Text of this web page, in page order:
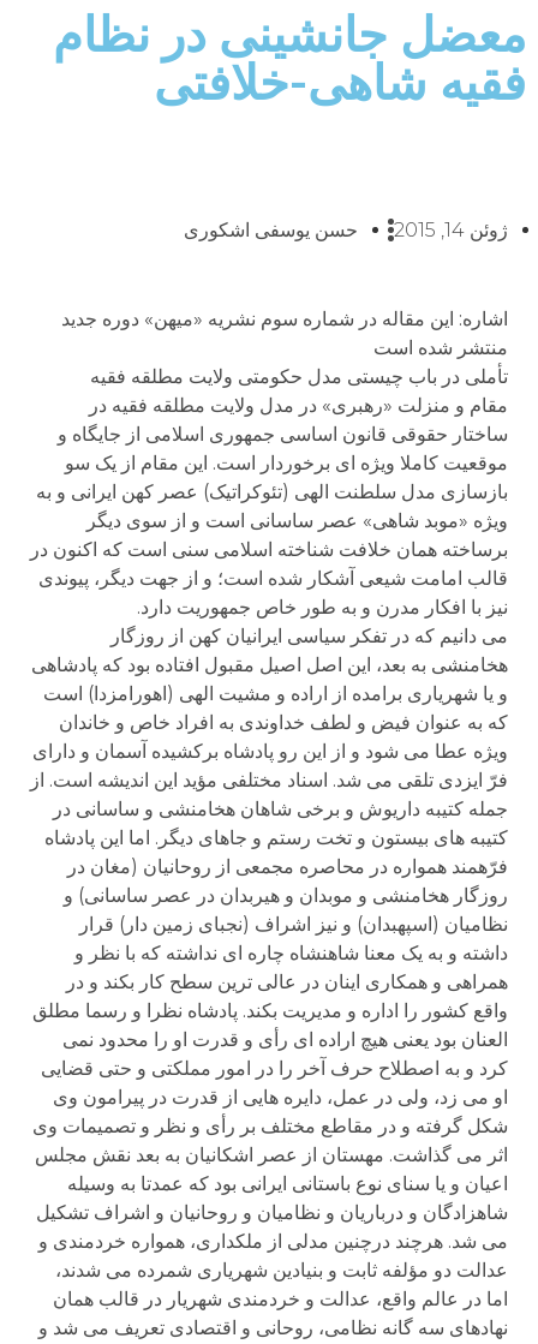
معضل جانشینی در نظام
فقیه شاهی-خلافتی
ژوئن 14, 2015 حسن یوسفی اشکوری
اشاره: این مقاله در شماره سوم نشریه «میهن» دوره جدید
منتشر شده است
تأملی در باب چیستی مدل حکومتی ولایت مطلقه فقیه
مقام و منزلت «رهبری» در مدل ولایت مطلقه فقیه در
ساختار حقوقی قانون اساسی جمهوری اسلامی از جایگاه و
موقعیت کاملا ویژه ای برخوردار است. این مقام از یک سو
بازسازی مدل سلطنت الهی (تئوکراتیک) عصر کهن ایرانی و به
ویژه «موبد شاهی» عصر ساسانی است و از سوی دیگر
برساخته همان خلافت شناخته اسلامی سنی است که اکنون در
قالب امامت شیعی آشکار شده است؛ و از جهت دیگر، پیوندی
نیز با افکار مدرن و به طور خاص جمهوریت دارد.
می دانیم که در تفکر سیاسی ایرانیان کهن از روزگار
هخامنشی به بعد، این اصل اصیل مقبول افتاده بود که پادشاهی
و یا شهریاری برامده از اراده و مشیت الهی (اهورامزدا) است
که به عنوان فیض و لطف خداوندی به افراد خاص و خاندان
ویژه عطا می شود و از این رو پادشاه برکشیده آسمان و دارای
فرّ ایزدی تلقی می شد. اسناد مختلفی مؤید این اندیشه است. از
جمله کتیبه داریوش و برخی شاهان هخامنشی و ساسانی در
کتیبه های بیستون و تخت رستم و جاهای دیگر. اما این پادشاه
فرّهمند همواره در محاصره مجمعی از روحانیان (مغان در
روزگار هخامنشی و موبدان و هیربدان در عصر ساسانی) و
نظامیان (اسپهبدان) و نیز اشراف (نجبای زمین دار) قرار
داشته و به یک معنا شاهنشاه چاره ای نداشته که با نظر و
همراهی و همکاری اینان در عالی ترین سطح کار بکند و در
واقع کشور را اداره و مدیریت بکند. پادشاه نظرا و رسما مطلق
العنان بود یعنی هیچ اراده ای رأی و قدرت او را محدود نمی
کرد و به اصطلاح حرف آخر را در امور مملکتی و حتی قضایی
او می زد، ولی در عمل، دایره هایی از قدرت در پیرامون وی
شکل گرفته و در مقاطع مختلف بر رأی و نظر و تصمیمات وی
اثر می گذاشت. مهستان از عصر اشکانیان به بعد نقش مجلس
اعیان و یا سنای نوع باستانی ایرانی بود که عمدتا به وسیله
شاهزادگان و درباریان و نظامیان و روحانیان و اشراف تشکیل
می شد. هرچند درچنین مدلی از ملکداری، همواره خردمندی و
عدالت دو مؤلفه ثابت و بنیادین شهریاری شمرده می شدند،
اما در عالم واقع، عدالت و خردمندی شهریار در قالب همان
نهادهای سه گانه نظامی، روحانی و اقتصادی تعریف می شد و